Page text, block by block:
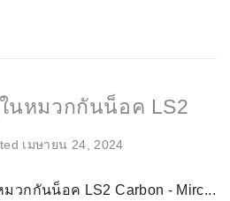
นหมวกกันน็อค LS2
เมษายน 24, 2024
วกกันน็อค LS2 Carbon - Mirc...